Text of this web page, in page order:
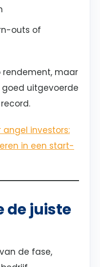
outs of
rendement, maar
uitgevoerde
angel investors:
in een start-
de juiste
de fase,